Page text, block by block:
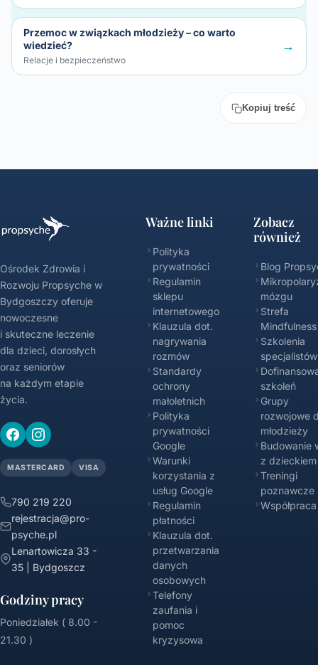
Przemoc w związkach młodzieży – co warto
wiedzieć?
Relacje i bezpieczeństwo
→
Kopiuj treść
Ośrodek Zdrowia i
Rozwoju Propsyche w
Bydgoszczy oferuje
nowoczesne
i skuteczne leczenie
dla dzieci, dorosłych
oraz seniorów
na każdym etapie
życia.
MASTERCARD VISA
790 219 220
rejestracja@pro-
psyche.pl
Lenartowicza 33 -
35 | Bydgoszcz
Godziny pracy
Poniedziałek ( 8.00 -
21.30 )
Ważne linki
Polityka
prywatności
Regulamin
sklepu
internetowego
Klauzula dot.
nagrywania
rozmów
Standardy
ochrony
małoletnich
Polityka
prywatności
Google
Warunki
korzystania z
usług Google
Regulamin
płatności
Klauzula dot.
przetwarzania
danych
osobowych
Telefony
zaufania i
pomoc
kryzysowa
Zobacz
również
Blog
mózgu
Strefa
Mindfulness
Szkolenia
specjalistów
szkoleń
Grupy
rozwojowe
młodzieży
Budowanie
z dzieckiem
Treningi
poznawcze
Współpraca